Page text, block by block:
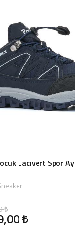
Lacivert Spor